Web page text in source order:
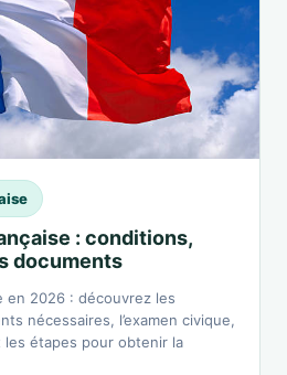
: conditions,
documents
en 2026 : découvrez les
nécessaires, l’examen civique,
les étapes pour obtenir la